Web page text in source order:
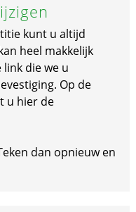
kunt u altijd
heel makkelijk
die we u
Op de
u hier de
dan opnieuw en